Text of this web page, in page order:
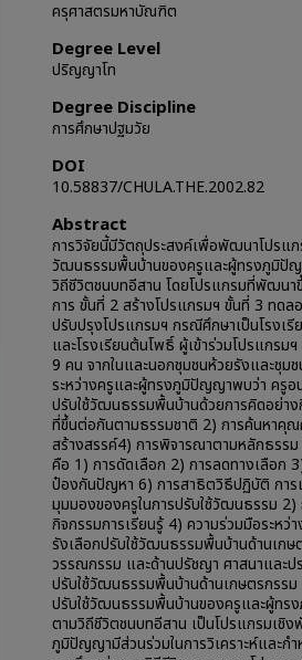
ครุศาสตรมหาบัณฑิต
Degree Level
ปริญญาโท
Degree Discipline
การศึกษาปฐมวัย
DOI
10.58837/CHULA.THE.2002.82
Abstract
การวิจัยนี้มีวัตถุประสงค์เพื่อพัฒนาโปรแก
วัฒนธรรมพื้นบ้านของครูและผู้ทรงภูมิปั
วิถีชีวิตชนบทอีสาน โดยโปรแกรมที่พัฒน
การ ขั้นที่ 2 สร้างโปรแกรมฯ ขั้นที่ 3 ทดล
ปรับปรุงโปรแกรมฯ กรณีศึกษาเป็นโรงเรี
และโรงเรียนต้นโพธิ์ ผู้เข้าร่วมโปรแกร
9 คน จากในและนอกชุมชนห้วยรังและชุม
ระหว่างครูและผู้ทรงภูมิปัญญาพบว่า ครูอ
ปรับใช้วัฒนธรรมพื้นบ้านด้วยการคิดอย่า
ที่ขึ้นต่อกันตามธรรมชาติ 2) การค้นหาคุ
สร้างสรรค์4) การพิจารณาตามหลักธรร
คือ 1) การดัดเลือก 2) การลดทางเลือก
ป๋องกันปัญหา 6) การสาธิตวิธีปฏิบัติ การ
มุมมองของครูในการปรับใช้วัฒนธรรม
กิจกรรมการเรียนรู้ 4) ความร่วมมือระหว่
รังเลือกปรับใช้วัฒนธรรมพื้นบ้านด้านเก
วรรณกรรม และด้านปรัชญา ศาสนาและ
ปรับใช้วัฒนธรรมพื้นบ้านด้านเกษตรกรรม
ปรับใช้วัฒนธรรมพื้นบ้านของครูและผู้ทร
ตามวิถีชีวิตชนบทอีสาน เป็นโปรแกรมเชิ
ภูมิปัญญามีส่วนร่วมในการวิเคราะห์และก